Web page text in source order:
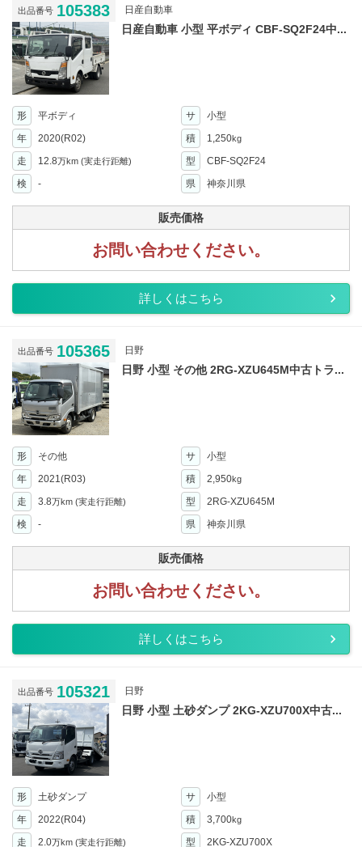
出品番号 105383 日産自動車
日産自動車 小型 平ボディ CBF-SQ2F24中...
形 平ボディ サ
小型
年
2020(R02) 積 1,250kg
走 12.8万km (実走行距離) 型
CBF-SQ2F24
検
- 県 神奈川県
販売価格
お問い合わせください。
詳しくはこちら
出品番号 105365 日野
日野 小型 その他 2RG-XZU645M中古トラ...
形 その他 サ
小型
年
2021(R03) 積 2,950kg
走 3.8万km (実走行距離) 型
2RG-XZU645M
検
- 県 神奈川県
販売価格
お問い合わせください。
詳しくはこちら
出品番号 105321 日野
日野 小型 土砂ダンプ 2KG-XZU700X中古...
形 土砂ダンプ サ
小型
年
2022(R04) 積 3,700kg
走 2.0万km (実走行距離) 型
2KG-XZU700X